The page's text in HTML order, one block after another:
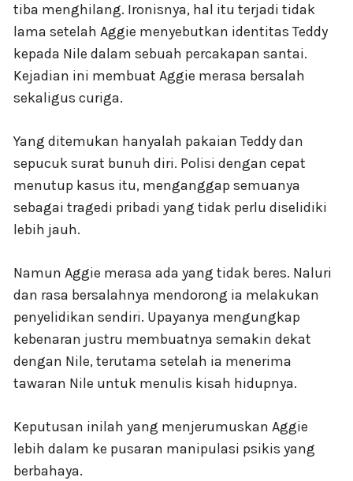
tiba menghilang. Ironisnya, hal itu terjadi tidak
lama setelah Aggie menyebutkan identitas Teddy
kepada Nile dalam sebuah percakapan santai.
Kejadian ini membuat Aggie merasa bersalah
sekaligus curiga.
Yang ditemukan hanyalah pakaian Teddy dan
sepucuk surat bunuh diri. Polisi dengan cepat
menutup kasus itu, menganggap semuanya
sebagai tragedi pribadi yang tidak perlu diselidiki
lebih jauh.
Namun Aggie merasa ada yang tidak beres. Naluri
dan rasa bersalahnya mendorong ia melakukan
penyelidikan sendiri. Upayanya mengungkap
kebenaran justru membuatnya semakin dekat
dengan Nile, terutama setelah ia menerima
tawaran Nile untuk menulis kisah hidupnya.
Keputusan inilah yang menjerumuskan Aggie
lebih dalam ke pusaran manipulasi psikis yang
berbahaya.